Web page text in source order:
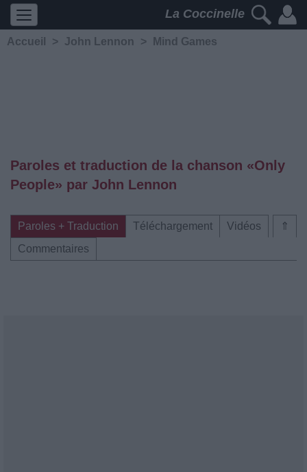
La Coccinelle
Accueil > John Lennon > Mind Games
Paroles et traduction de la chanson «Only
People» par John Lennon
⇑
Paroles + Traduction Téléchargement
Vidéos
Commentaires